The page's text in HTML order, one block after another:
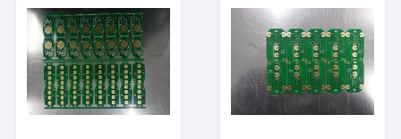
Обслуживания ПКБ
О нас
Качество управления